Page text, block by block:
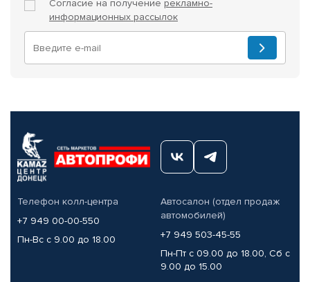
Согласие на получение рекламно-
информационных рассылок
Телефон колл-центра
+7 949 00-00-550
Пн-Вс с 9.00 до 18.00
Автосалон (отдел продаж
автомобилей)
+7 949 503-45-55
Пн-Пт с 09.00 до 18.00, Сб с
9.00 до 15.00